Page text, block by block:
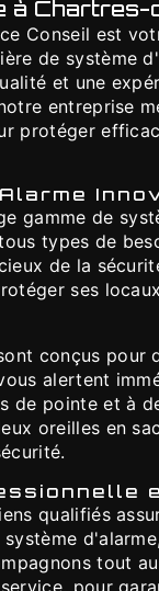
à Chartres-
Conseil est
de système
et une
entreprise
protéger
gamme de
types de
de la
ses
conçus pour
alertent
de pointe et à
oreilles en
qualifiés
tout
pour